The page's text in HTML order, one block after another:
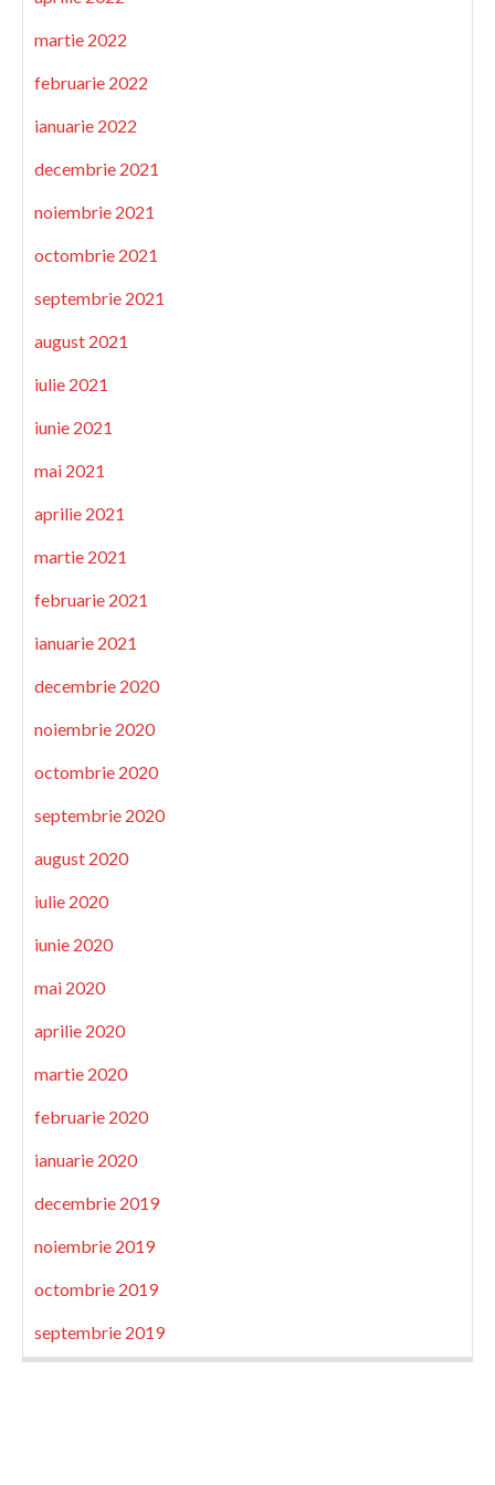
martie 2022
februarie 2022
ianuarie 2022
decembrie 2021
noiembrie 2021
octombrie 2021
septembrie 2021
august 2021
iulie 2021
iunie 2021
mai 2021
aprilie 2021
martie 2021
februarie 2021
ianuarie 2021
decembrie 2020
noiembrie 2020
octombrie 2020
septembrie 2020
august 2020
iulie 2020
iunie 2020
mai 2020
aprilie 2020
martie 2020
februarie 2020
ianuarie 2020
decembrie 2019
noiembrie 2019
octombrie 2019
septembrie 2019